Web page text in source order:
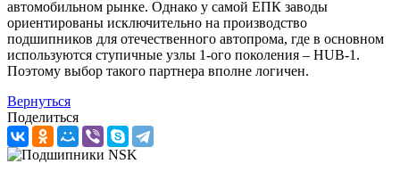
автомобильном рынке. Однако у самой ЕПК заводы
ориентированы исключительно на производство
подшипников для отечественного автопрома, где в основном
используются ступичные узлы 1-ого поколения – HUB-1.
Поэтому выбор такого партнера вполне логичен.
Вернуться
Поделиться